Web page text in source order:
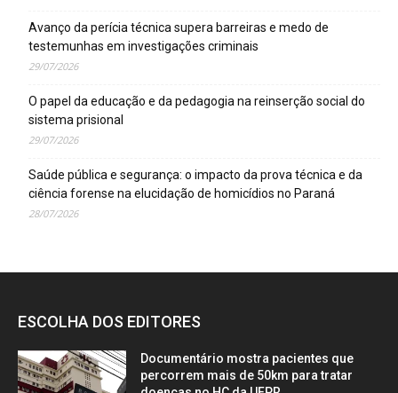
Avanço da perícia técnica supera barreiras e medo de
testemunhas em investigações criminais
29/07/2026
O papel da educação e da pedagogia na reinserção social do
sistema prisional
29/07/2026
Saúde pública e segurança: o impacto da prova técnica e da
ciência forense na elucidação de homicídios no Paraná
28/07/2026
ESCOLHA DOS EDITORES
Documentário mostra pacientes que
percorrem mais de 50km para tratar